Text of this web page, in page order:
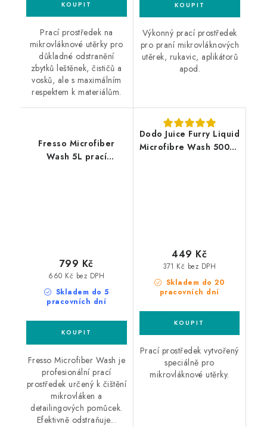
Prací prostředek na
mikrovláknové utěrky pro
důkladné odstranění
zbytků leštěnek, čističů a
vosků, ale s maximálním
respektem k materiálům.
Výkonný prací prostředek
pro praní mikrovláknových
utěrek, rukavic, aplikátorů
apod.
Fresso Microfiber
Wash 5L prací
Skladem do 5
pracovních dní
660 Kč bez DPH
799 Kč
Fresso Microfiber Wash je
profesionální prací
prostředek určený k čištění
mikrovláken a
detailingových pomůcek.
Efektivně odstraňuje...
Dodo Juice Furry Liquid
Microfibre Wash 500ml
Skladem do 20
pracovních dní
371 Kč bez DPH
449 Kč
Prací prostředek vytvořený
speciálně pro
mikrovláknové utěrky.